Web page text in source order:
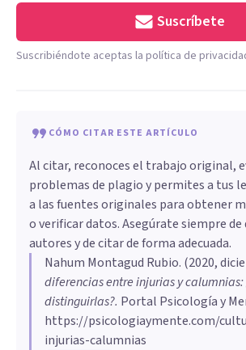
Suscríbete
Suscribiéndote aceptas la política de
CÓMO CITAR ESTE ARTÍCULO
Al citar, reconoces el trabajo original,
problemas de plagio y permites a tus
a las fuentes originales para obtener
o verificar datos. Asegúrate siempre
autores y de citar de forma adecuada.
Nahum Montagud Rubio. (2020,
diferencias entre injurias y calumnias:
distinguirlas?. Portal Psicología y
https://psicologiaymente.com/
injurias-calumnias